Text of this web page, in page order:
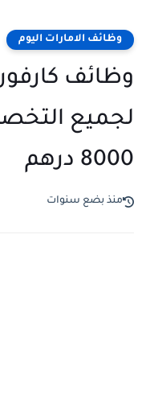
وظائف الامارات اليوم
لجميع
8000 درهم
منذ بضع سنوات